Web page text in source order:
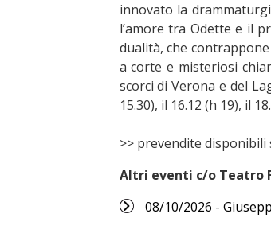
innovato la
l’amore tra Odette e il
dualità, che
a corte e misteriosi
scorci di Verona e del
15.30), il 16.12 (h 19), il
>> prevendite disponibili
Altri eventi c/o Teatro
08/10/2026 -